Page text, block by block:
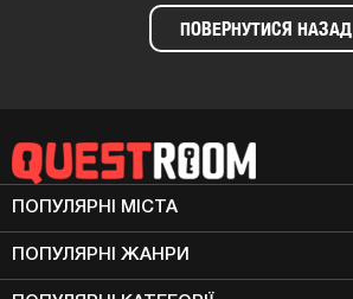
ПОВЕРНУТИСЯ НАЗАД
ПОПУЛЯРНІ МIСТА
ПОПУЛЯРНІ ЖАНРИ